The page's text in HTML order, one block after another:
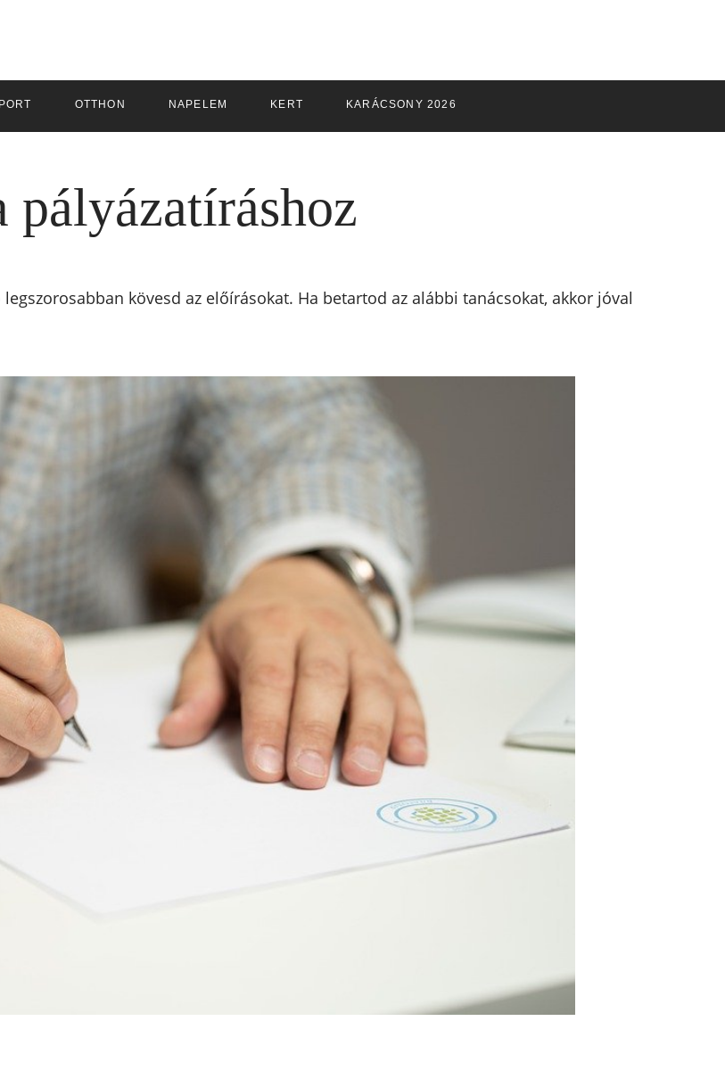
OTTHON NAPELEM KERT KARÁCSONY 2026
pályázatíráshoz
kövesd az előírásokat. Ha betartod az alábbi tanácsokat, akkor jóval